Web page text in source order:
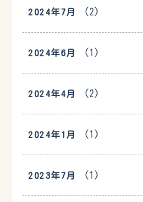
2024年7月 (2)
2024年6月 (1)
2024年4月 (2)
2024年1月 (1)
2023年7月 (1)